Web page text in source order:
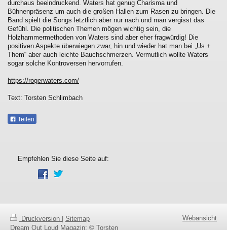
durchaus beeindruckend. Waters hat genug Charisma und
Bühnenpräsenz um auch die großen Hallen zum Rasen zu bringen. Die
Band spielt die Songs letztlich aber nur nach und man vergisst das
Gefühl. Die politischen Themen mögen wichtig sein, die
Holzhammermethoden von Waters sind aber eher fragwürdig! Die
positiven Aspekte überwiegen zwar, hin und wieder hat man bei „Us +
Them“ aber auch leichte Bauchschmerzen. Vermutlich wollte Waters
sogar solche Kontroversen hervorrufen.
https://rogerwaters.com/
Text: Torsten Schlimbach
Teilen
Empfehlen Sie diese Seite auf:
Druckversion
Sitemap
Dream Out Loud Magazin: © Torsten
Webansicht